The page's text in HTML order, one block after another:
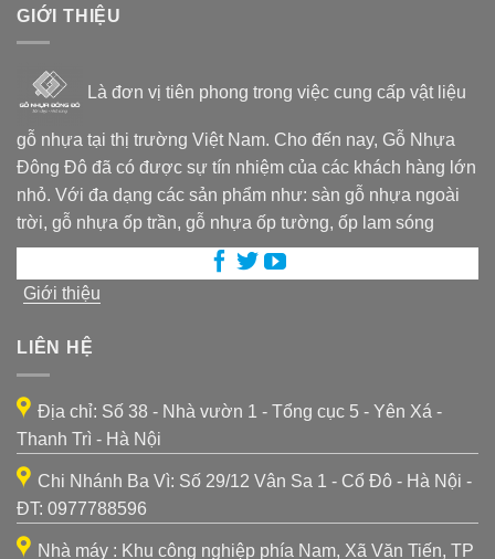
GIỚI THIỆU
Là đơn vị tiên phong trong việc cung cấp vật liệu
gỗ nhựa tại thị trường Việt Nam. Cho đến nay, Gỗ Nhựa
Đông Đô đã có được sự tín nhiệm của các khách hàng lớn
nhỏ. Với đa dạng các sản phẩm như: sàn gỗ nhựa ngoài
trời, gỗ nhựa ốp trần, gỗ nhựa ốp tường, ốp lam sóng
Giới thiệu
LIÊN HỆ
Địa chỉ: Số 38 - Nhà vườn 1 - Tổng cục 5 - Yên Xá -
Thanh Trì - Hà Nội
Chi Nhánh Ba Vì: Số 29/12 Vân Sa 1 - Cổ Đô - Hà Nội -
ĐT: 0977788596
Nhà máy : Khu công nghiệp phía Nam, Xã Văn Tiến, TP